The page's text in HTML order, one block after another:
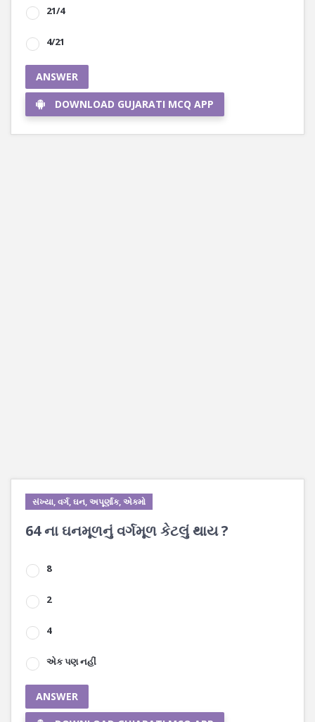
21/4
4/21
ANSWER
DOWNLOAD GUJARATI MCQ APP
સંખ્યા, વર્ગ, ઘન, અપૂર્ણાંક, એકમો
64 ના ઘનમૂળનું વર્ગમૂળ કેટલું થાય ?
8
2
4
એક પણ નહીં
ANSWER